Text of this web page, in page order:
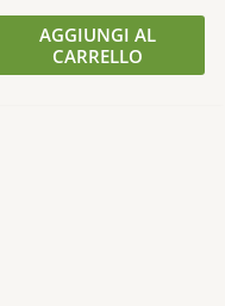
AGGIUNGI AL
CARRELLO